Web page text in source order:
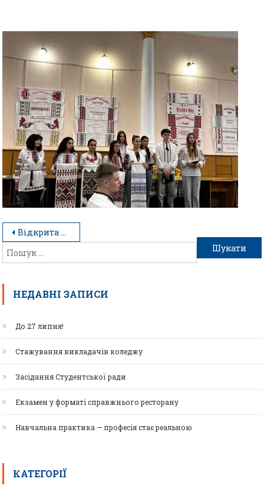
Відкрита виховна година «Мій рушник – мій оберіг»
НЕДАВНІ ЗАПИСИ
До 27 липня!
Стажування викладачів коледжу
Засідання Студентської ради
Екзамен у форматі справжнього ресторану
Навчальна практика — професія стає реальною
КАТЕГОРІЇ